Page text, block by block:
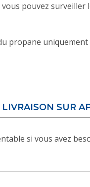
pouvez
propane uniquement
LIVRAISON SUR
si vous avez